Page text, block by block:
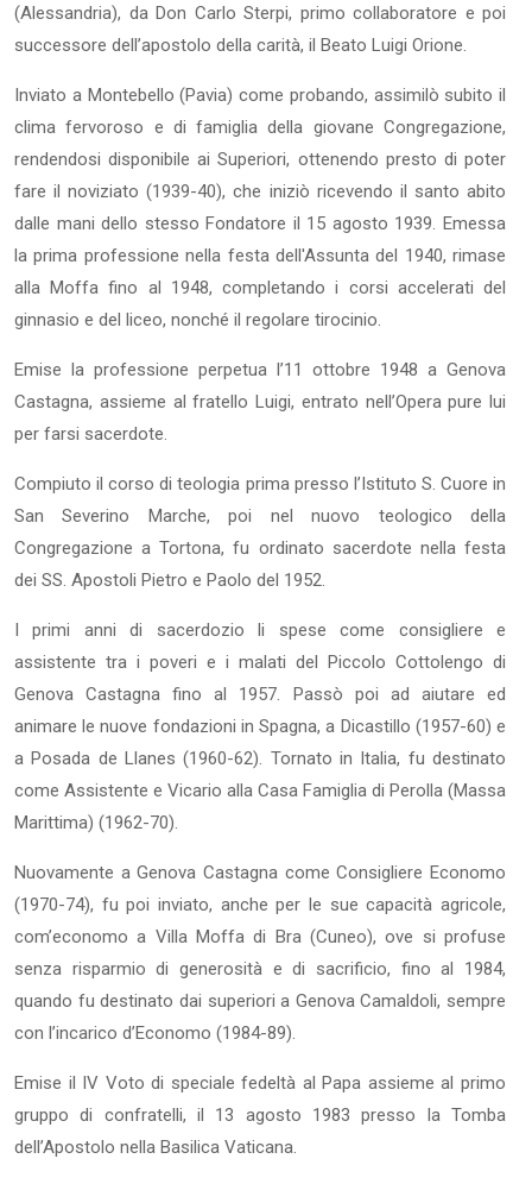
(Alessandria), da Don Carlo Sterpi, primo collaboratore e poi
successore dell’apostolo della carità, il Beato Luigi Orione.
Inviato a Montebello (Pavia) come probando, assimilò subito il
clima fervoroso e di famiglia della giovane Congregazione,
rendendosi disponibile ai Superiori, ottenendo presto di poter
fare il noviziato (1939-40), che iniziò ricevendo il santo abito
dalle mani dello stesso Fondatore il 15 agosto 1939. Emessa
la prima professione nella festa dell'Assunta del 1940, rimase
alla Moffa fino al 1948, completando i corsi accelerati del
ginnasio e del liceo, nonché il regolare tirocinio.
Emise la professione perpetua l’11 ottobre 1948 a Genova
Castagna, assieme al fratello Luigi, entrato nell’Opera pure lui
per farsi sacerdote.
Compiuto il corso di teologia prima presso l’Istituto S. Cuore in
San Severino Marche, poi nel nuovo teologico della
Congregazione a Tortona, fu ordinato sacerdote nella festa
dei SS. Apostoli Pietro e Paolo del 1952.
I primi anni di sacerdozio li spese come consigliere e
assistente tra i poveri e i malati del Piccolo Cottolengo di
Genova Castagna fino al 1957. Passò poi ad aiutare ed
animare le nuove fondazioni in Spagna, a Dicastillo (1957-60) e
a Posada de Llanes (1960-62). Tornato in Italia, fu destinato
come Assistente e Vicario alla Casa Famiglia di Perolla (Massa
Marittima) (1962-70).
Nuovamente a Genova Castagna come Consigliere Economo
(1970-74), fu poi inviato, anche per le sue capacità agricole,
com’economo a Villa Moffa di Bra (Cuneo), ove si profuse
senza risparmio di generosità e di sacrificio, fino al 1984,
quando fu destinato dai superiori a Genova Camaldoli, sempre
con l’incarico d’Economo (1984-89).
Emise il IV Voto di speciale fedeltà al Papa assieme al primo
gruppo di confratelli, il 13 agosto 1983 presso la Tomba
dell’Apostolo nella Basilica Vaticana.